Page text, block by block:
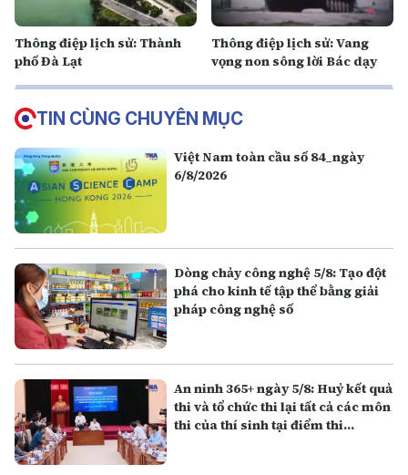
Thông điệp lịch sử: Thành
phố Đà Lạt
Thông điệp lịch sử: Vang
vọng non sông lời Bác dạy
TIN CÙNG CHUYÊN MỤC
Việt Nam toàn cầu số 84_ngày
6/8/2026
Dòng chảy công nghệ 5/8: Tạo đột
phá cho kinh tế tập thể bằng giải
pháp công nghệ số
An ninh 365+ ngày 5/8: Huỷ kết quả
thi và tổ chức thi lại tất cả các môn
thi của thí sinh tại điểm thi